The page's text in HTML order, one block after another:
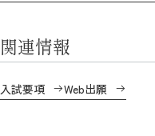
留学・国際交流
キャリア
ボランティア
関連情報
入試要項 Web出願